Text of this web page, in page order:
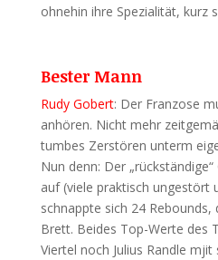
ohnehin ihre Spezialität, kurz
Bester Mann
Rudy Gobert: Der Franzose
anhören. Nicht mehr
tumbes Zerstören unterm
Nun denn: Der
auf (viele praktisch ungestört
schnappte sich 24
Brett. Beides Top-Werte des
Viertel noch Julius Randle